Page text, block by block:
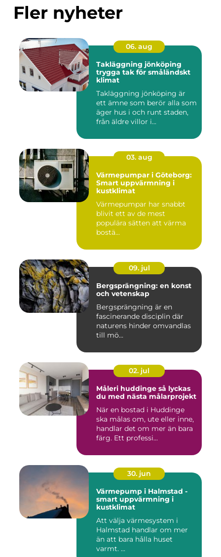
Fler nyheter
06. aug
Takläggning jönköping
trygga tak för småländskt
klimat
Takläggning jönköping är
ett ämne som berör alla som
äger hus i och runt staden,
från äldre villor i...
03. aug
Värmepumpar i Göteborg:
Smart uppvärmning i
kustklimat
Värmepumpar har snabbt
blivit ett av de mest
populära sätten att värma
bostä...
09. jul
Bergsprängning: en konst
och vetenskap
Bergsprängning är en
fascinerande disciplin där
naturens hinder omvandlas
till mö...
02. jul
Måleri huddinge så lyckas
du med nästa målarprojekt
När en bostad i Huddinge
ska målas om, ute eller inne,
handlar det om mer än bara
färg. Ett professi...
30. jun
Värmepump i Halmstad -
smart uppvärmning i
kustklimat
Att välja värmesystem i
Halmstad handlar om mer
än att bara hålla huset
varmt. ...